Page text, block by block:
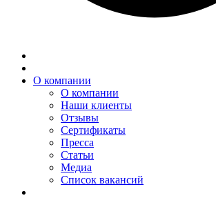
О компании
О компании
Наши клиенты
Отзывы
Сертификаты
Пресса
Статьи
Медиа
Список вакансий